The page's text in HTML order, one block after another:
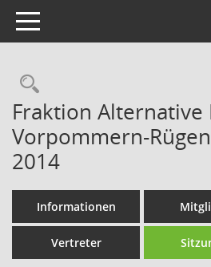
Toggle navigation
Rechercheauswahl
Fraktion Alternative
Vorpommern-
2014
Informationen
Vertreter